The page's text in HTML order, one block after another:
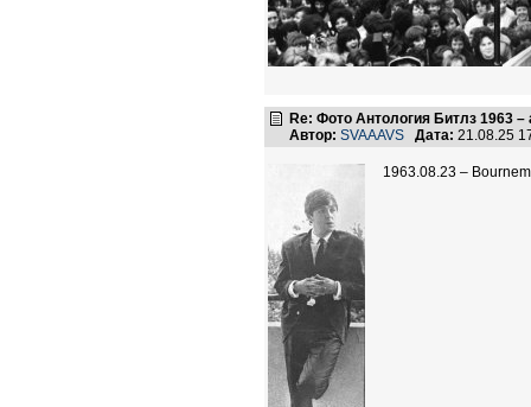
Re: Фото Антология Битлз 1963 –
Автор: SVAAAVS Дата: 21.08.25
1963.08.23 –